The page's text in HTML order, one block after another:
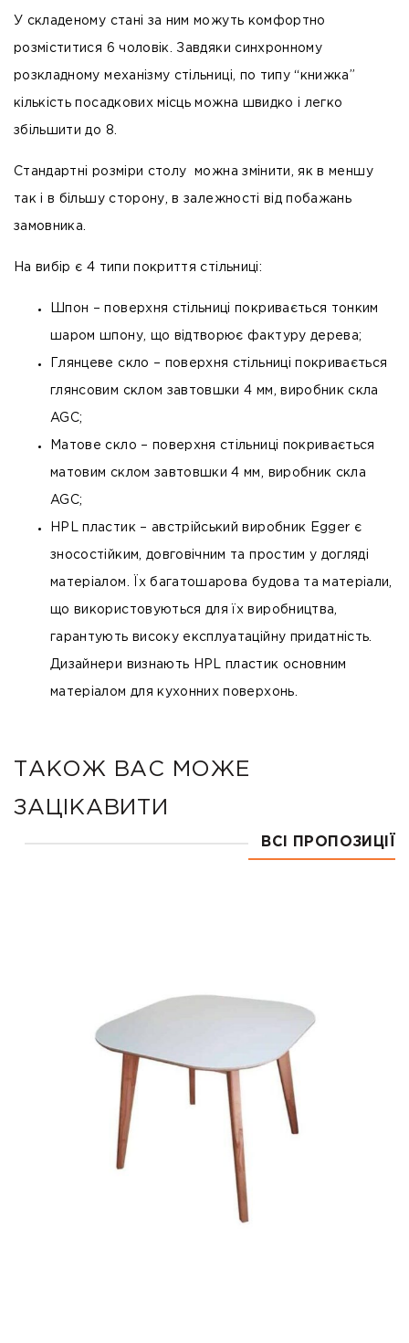
У складеному стані за ним можуть комфортно
розміститися 6 чоловік. Завдяки синхронному
розкладному механізму стільниці, по типу “книжка”
кількість посадкових місць можна швидко і легко
збільшити до 8.
Стандартні розміри столу можна змінити , як в меншу
так і в більшу сторону, в залежності від побажань
замовника.
На вибір є 4 типи покриття стільниці:
Шпон – поверхня стільниці покривається тонким
шаром шпону, що відтворює фактуру дерева;
Глянцеве скло – поверхня стільниці покривається
глянсовим склом завтовшки 4 мм, виробник скла
AGC;
Матове скло – поверхня стільниці покривається
матовим склом завтовшки 4 мм, виробник скла
AGC;
HPL пластик – австрійський виробник Egger є
зносостійким, довговічним та простим у догляді
матеріалом. Їх багатошарова будова та матеріали,
що використовуються для їх виробництва,
гарантують високу експлуатаційну придатність.
Дизайнери визнають HPL пластик основним
матеріалом для кухонних поверхонь.
ТАКОЖ ВАС МОЖЕ
ЗАЦІКАВИТИ
ВСІ ПРОПОЗИЦІЇ